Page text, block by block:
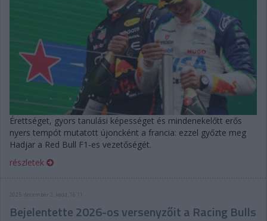
Érettséget, gyors tanulási képességet és mindenekelőtt erős
nyers tempót mutatott újoncként a francia: ezzel győzte meg
Hadjar a Red Bull F1-es vezetőségét.
részletek
2025. december 2. kedd, 16:11
Bejelentette 2026-os versenyzőit a Racing Bulls